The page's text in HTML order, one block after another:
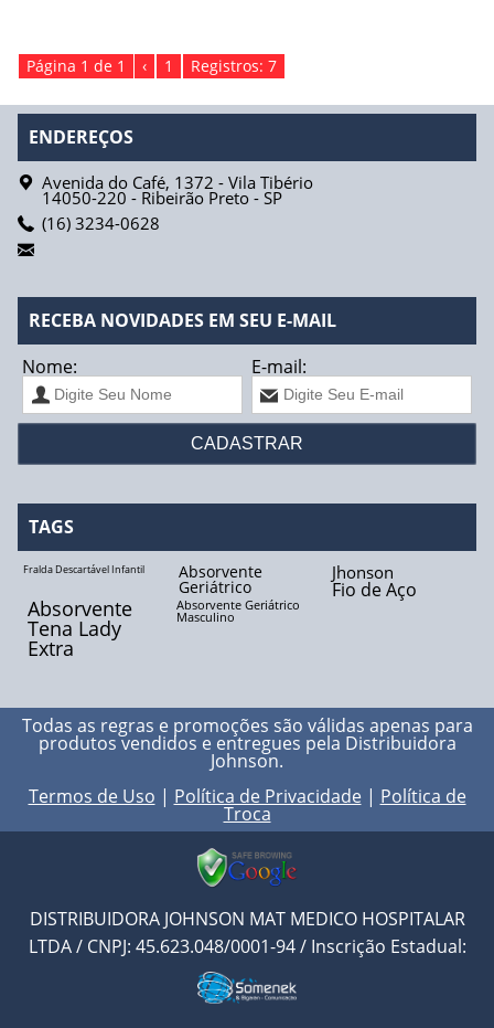
Página 1 de 1 ‹ 1 Registros: 7
ENDEREÇOS
Avenida do Café, 1372 - Vila Tibério
14050-220 - Ribeirão Preto -SP
(16) 3234-0628
RECEBA NOVIDADES EM SEU E-MAIL
Nome:
E-mail:
TAGS
Fralda Descartável Infantil Absorvente
Geriátrico
Jhonson
Fio de Aço
Absorvente
Tena Lady
Extra
Absorvente Geriátrico
Masculino
Todas as regras e promoções são válidas apenas para
produtos vendidos e entregues pela Distribuidora
Johnson.
Termos de Uso | Política de Privacidade| Política de
Troca
DISTRIBUIDORA JOHNSON MAT MEDICO HOSPITALAR
LTDA / CNPJ: 45.623.048/0001-94 / Inscrição Estadual: